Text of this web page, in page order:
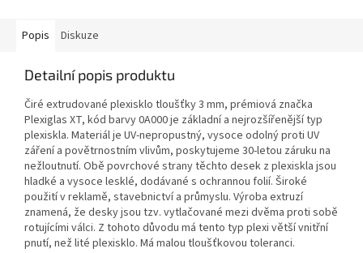
Popis Diskuze
Detailní popis produktu
Čiré extrudované plexisklo tloušťky 3 mm, prémiová značka
Plexiglas XT, kód barvy 0A000 je základní a nejrozšířenější typ
plexiskla. Materiál je UV-nepropustný, vysoce odolný proti UV
záření a povětrnostním vlivům, poskytujeme 30-letou záruku na
nežloutnutí. Obě povrchové strany těchto desek z plexiskla jsou
hladké a vysoce lesklé, dodávané s ochrannou folií. Široké
použití v reklamě, stavebnictví a průmyslu. Výroba extruzí
znamená, že desky jsou tzv. vytlačované mezi dvěma proti sobě
rotujícími válci. Z tohoto důvodu má tento typ plexi větší vnitřní
pnutí, než lité plexisklo. Má malou tloušťkovou toleranci.